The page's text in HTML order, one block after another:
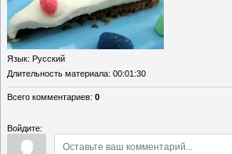
Язык: Русский
Длительность материала: 00:01:30
Всего комментариев: 0
Войдите: